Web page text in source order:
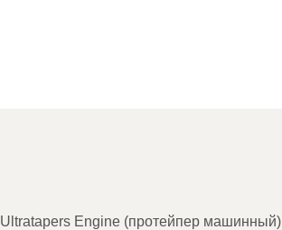
Ultratapers Engine (протейпер